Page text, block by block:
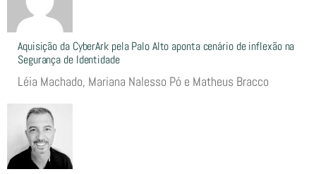
Aquisição da CyberArk pela Palo Alto aponta cenário de inflexão na
Segurança de Identidade
Léia Machado, Mariana Nalesso Pó e Matheus Bracco